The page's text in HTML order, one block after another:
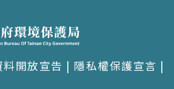
料開放宣告 | 隱私權保護宣言 |